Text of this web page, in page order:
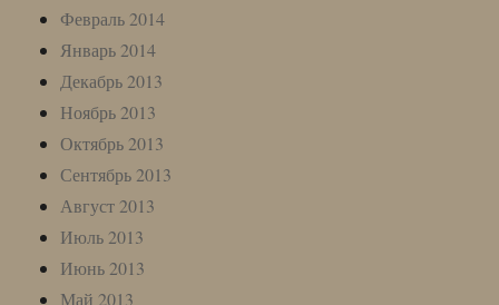
Февраль 2014
Январь 2014
Декабрь 2013
Ноябрь 2013
Октябрь 2013
Сентябрь 2013
Август 2013
Июль 2013
Июнь 2013
Май 2013